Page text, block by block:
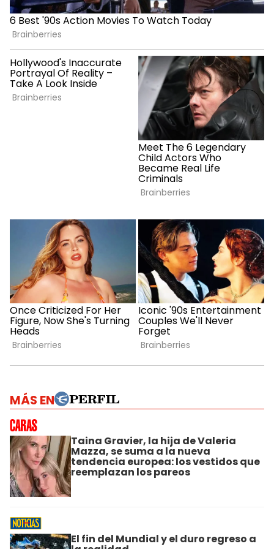
MÁS EN
Taina Gravier, la hija de Valeria
Mazza, se suma a la nueva
tendencia europea: los vestidos que
reemplazan los pareos
El fin del Mundial y el duro regreso a